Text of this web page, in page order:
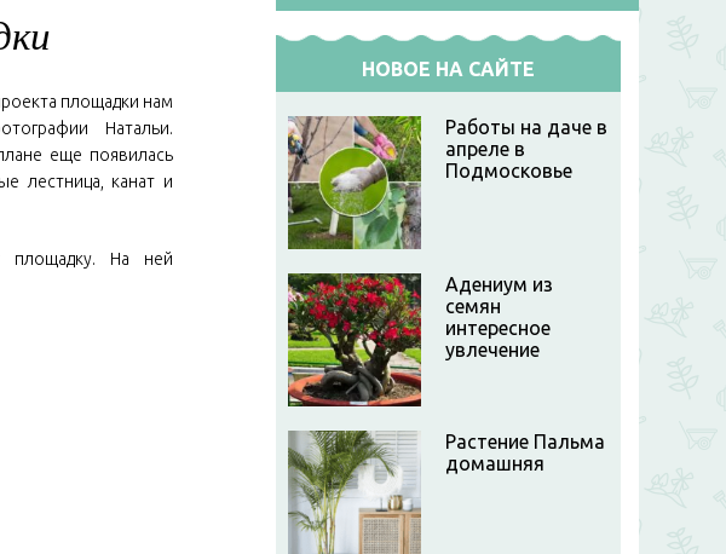
площадки нам
Натальи.
еще появилась
лестница, канат и
площадку. На ней
НОВОЕ НА САЙТЕ
Работы на даче в
апреле в
Подмосковье
Адениум из
семян
интересное
увлечение
Растение Пальма
домашняя